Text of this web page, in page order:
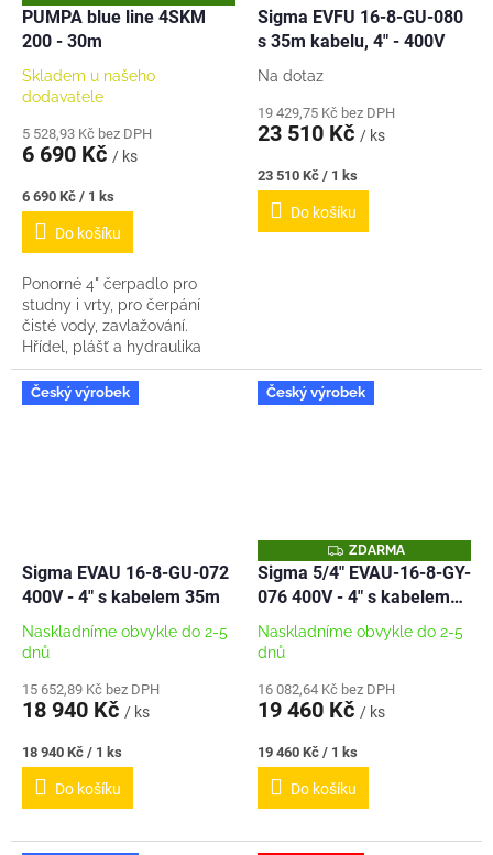
D
A
A
PUMPA blue line 4SKM
200 - 30m
Skladem u našeho
dodavatele
5 528,93 Kč bez DPH
6 690 Kč / ks
Měrná
cena:
6 690 Kč / 1 ks
Do košíku
Ponorné 4" čerpadlo pro
studny i vrty, pro čerpání
čisté vody, zavlažování.
Hřídel, plášť a hydraulika
z nerezové oceli, mosazné
oběžné kolo. Maximální ponor
40 m....
Sigma EVFU 16-8-GU-080
s 35m kabelu, 4" - 400V
Na dotaz
19 429,75 Kč bez DPH
23 510 Kč / ks
Měrná
cena:
23 510 Kč / 1 ks
Do košíku
Český výrobek
Sigma EVAU 16-8-GU-072
400V - 4" s kabelem 35m
Naskladníme obvykle do 2-5
dnů
15 652,89 Kč bez DPH
18 940 Kč / ks
Měrná
cena:
18 940 Kč / 1 ks
Do košíku
Český výrobek
Z
D
A
R
A
ZDARMA
Sigma 5/4" EVAU-16-8-GY-
076 400V - 4" s kabelem
35m - NEREZ
Naskladníme obvykle do 2-5
dnů
16 082,64 Kč bez DPH
19 460 Kč / ks
Měrná
cena:
19 460 Kč / 1 ks
Do košíku